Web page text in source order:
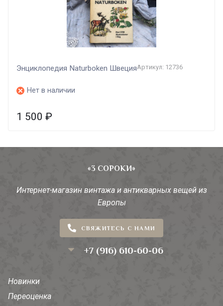
Энциклопедия Naturboken ШвецияАртикул: 12736
Нет в наличии
1 500 ₽
«3 СОРОКИ»
Интернет-магазин винтажа и антикварных вещей из
Европы
СВЯЖИТЕСЬ С НАМИ
+7 (916) 610-60-06
Новинки
Переоценка